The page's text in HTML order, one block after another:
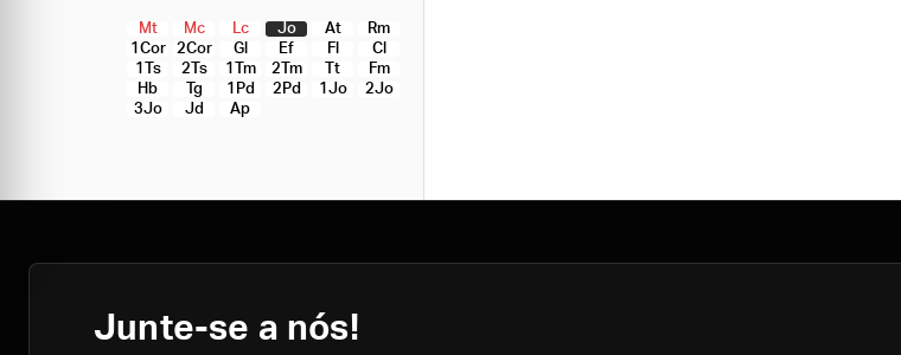
Mt Mc Lc Jo At
Rm
1Cor
2Cor Gl Ef Fl
Cl
1Ts
2Ts 1Tm 2Tm Tt
Fm
Hb
Tg 1Pd 2Pd 1Jo
2Jo
3Jo
Jd Ap
Junte-se a nós!